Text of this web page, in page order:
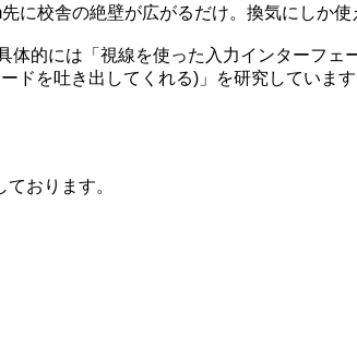
に校舎の絶壁が広がるだけ。換気にしか使
体的には「視線を使った入力インターフェ
ドを吐き出してくれる)」を研究しています
おります。